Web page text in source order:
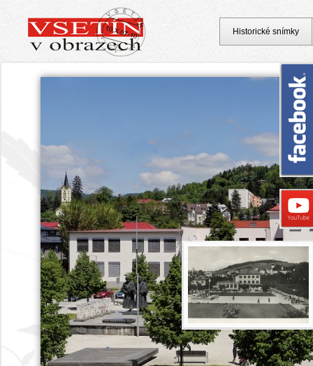
Historické snímky